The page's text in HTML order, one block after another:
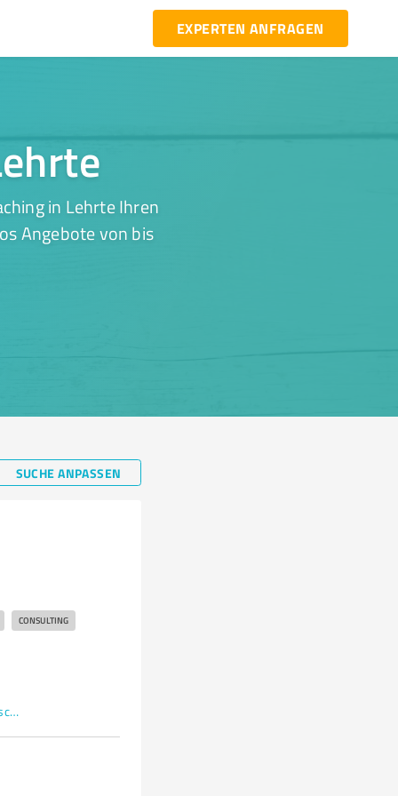
EXPERTEN ANFRAGEN
in Lehrte Ihren
Angebote von bis
SUCHE ANPASSEN
CONSULTING
businesscoaching-hooss.de/datenschutz